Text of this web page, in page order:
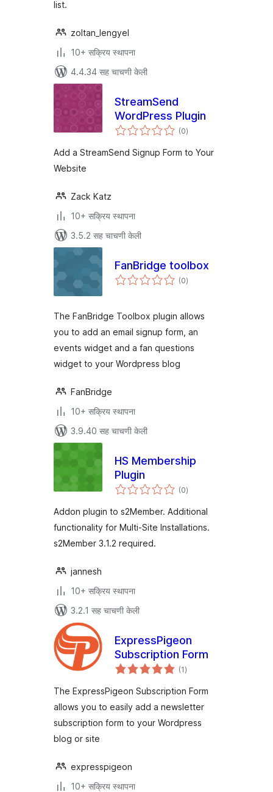
list.
zoltan_lengyel
10+ सक्रिय स्थापना
4.4.34 सह चाचणी केली
StreamSend
WordPress Plugin
(0एकूण
मूल्यांकन
)
Add a StreamSend Signup Form to Your
Website
Zack Katz
10+ सक्रिय स्थापना
3.5.2 सह चाचणी केली
FanBridge toolbox
(0एकूण
मूल्यांकन
)
The FanBridge Toolbox plugin allows
you to add an email signup form, an
events widget and a fan questions
widget to your Wordpress blog
FanBridge
10+ सक्रिय स्थापना
3.9.40 सह चाचणी केली
HS Membership
Plugin
(0एकूण
मूल्यांकन
)
Addon plugin to s2Member. Additional
functionality for Multi-Site Installations.
s2Member 3.1.2 required.
jannesh
10+ सक्रिय स्थापना
3.2.1 सह चाचणी केली
ExpressPigeon
Subscription Form
(1एकूण
मूल्यांकन
)
The ExpressPigeon Subscription Form
allows you to easily add a newsletter
subscription form to your Wordpress
blog or site
expresspigeon
10+ सक्रिय स्थापना